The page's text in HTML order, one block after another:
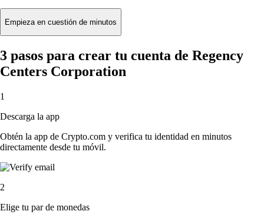
Empieza en cuestión de minutos
3 pasos para crear tu cuenta de Regency
Centers Corporation
1
Descarga la app
Obtén la app de Crypto.com y verifica tu identidad en minutos
directamente desde tu móvil.
2
Elige tu par de monedas